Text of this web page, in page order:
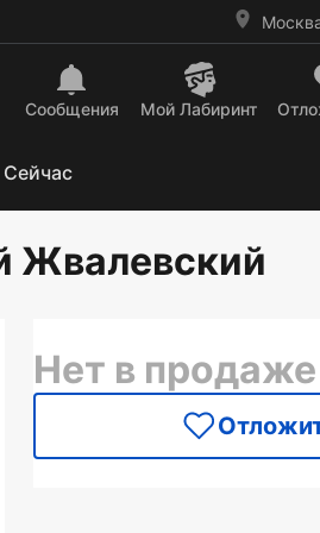
Сообщения Mой Лабиринт
Жвалевский
Нет в продаже